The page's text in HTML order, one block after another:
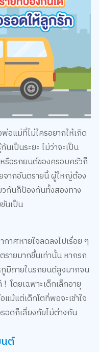
อแม่ที่ไม่ใครอยากให้เกิด
เป็นระยะ ไม่ว่าจะเป็น
รือรถยนต์ของครอบครัวก็
จากอันตรายนี้ ผู้ใหญ่ต้อง
วกันก็ป้องกันทั้งสองทาง
นเป็น
าศหายใจลดลงไปเรื่อย ๆ
รายมากขึ้นเท่านั้น หากรถ
มิภายในรถยนต์สูงมากจน
! โดยเฉพาะเด็กเล็กอายุ
ม้แต่เด็กโตที่พอจะเข้าใจ
อดก็เสี่ยงภัยไม่ต่างกัน
ต์